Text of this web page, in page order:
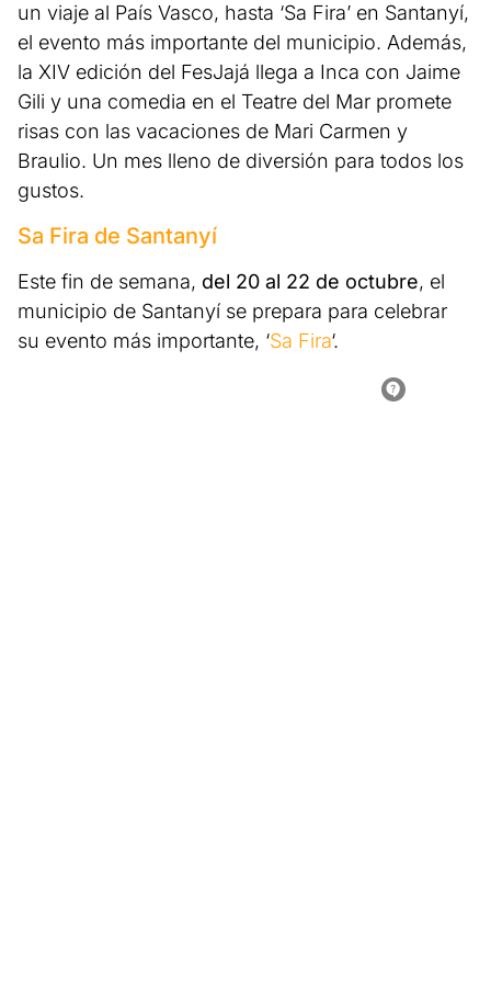
un viaje al País Vasco, hasta ‘Sa Fira’ en Santanyí,
el evento más importante del municipio. Además,
la XIV edición del FesJajá llega a Inca con Jaime
Gili y una comedia en el Teatre del Mar promete
risas con las vacaciones de Mari Carmen y
Braulio. Un mes lleno de diversión para todos los
gustos.
Sa Fira de Santanyí
Este fin de semana, del 20 al 22 de octubre, el
municipio de Santanyí se prepara para celebrar
su evento más importante, ‘Sa Fira‘.